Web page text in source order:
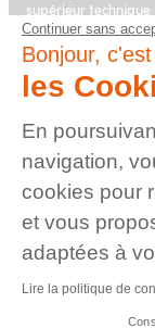
supérieur technique
privé, Association à
but non lucratif –
Groupe IGENSIA
Education – Mise à
Charte des données
personnelles
Continuer sans
Bonjour,
les
En
navigation,
cookies pour
et vous
adaptées à
Lire la politique de